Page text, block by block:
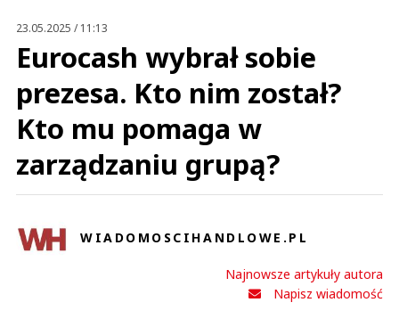
23.05.2025 / 11:13
Eurocash wybrał sobie
prezesa. Kto nim został?
Kto mu pomaga w
zarządzaniu grupą?
WIADOMOSCIHANDLOWE.PL
Najnowsze artykuły autora
Napisz wiadomość